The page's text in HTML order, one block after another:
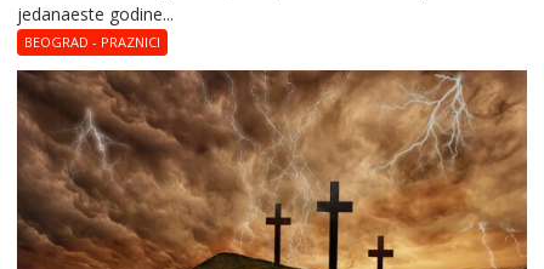
јеdanaеstе gоdinе...
BEOGRAD - PRAZNICI